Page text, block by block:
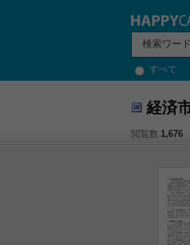
すべて
経済
閲覧数 1,676